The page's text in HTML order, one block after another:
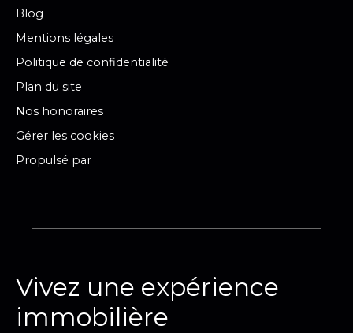
Blog
Mentions légales
Politique de confidentialité
Plan du site
Nos honoraires
Gérer les cookies
Propulsé par
Vivez une expérience
immobilière